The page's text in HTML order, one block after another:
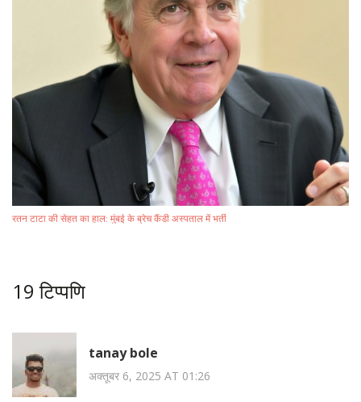
रतन टाटा की सेहत का हाल: मुंबई के ब्रेच कैंडी अस्पताल में भर्ती
19 टिप्पणि
tanay bole
अक्तूबर 6, 2025 AT 01:26